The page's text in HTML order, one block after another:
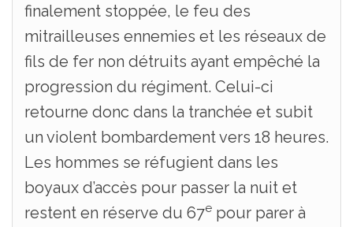
finalement stoppée, le feu des
mitrailleuses ennemies et les réseaux de
fils de fer non détruits ayant empêché la
progression du régiment. Celui-ci
retourne donc dans la tranchée et subit
un violent bombardement vers 18 heures.
Les hommes se réfugient dans les
boyaux d’accès pour passer la nuit et
restent en réserve du 67e pour parer à